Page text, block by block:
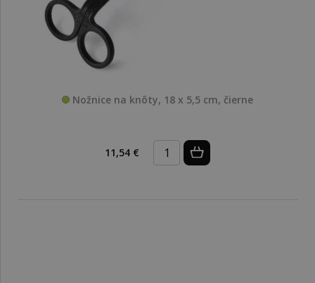
Nožnice na knôty, 18 x 5,5 cm, čierne
11,54 €